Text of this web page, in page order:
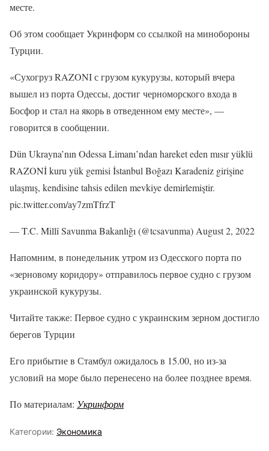
месте.
Об этом сообщает Укринформ со ссылкой на минобороны
Турции.
«Сухогруз RAZONI с грузом кукурузы, который вчера
вышел из порта Одессы, достиг черноморского входа в
Босфор и стал на якорь в отведенном ему месте», —
говорится в сообщении.
Dün Ukrayna’nın Odessa Limanı’ndan hareket eden mısır yüklü
RAZONİ kuru yük gemisi İstanbul Boğazı Karadeniz girişine
ulaşmış, kendisine tahsis edilen mevkiye demirlemiştir.
pic.twitter.com/ay7zmTfrzT
— T.C. Millî Savunma Bakanlığı (@tcsavunma) August 2, 2022
Напомним, в понедельник утром из Одесского порта по
«зерновому коридору» отправилось первое судно с грузом
украинской кукурузы.
Читайте также: Первое судно с украинским зерном достигло
берегов Турции
Его прибытие в Стамбул ожидалось в 15.00, но из-за
условий на море было перенесено на более позднее время.
По материалам: Укринформ
Категории: Экономика